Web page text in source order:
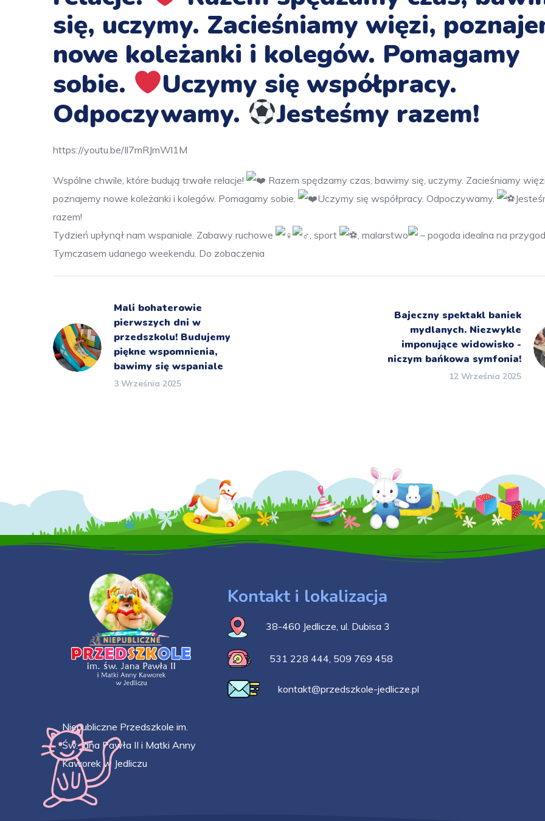
się, uczymy. Zacieśniamy więzi,
nowe koleżanki i kolegów. Pomagamy
sobie.
Uczymy się współpracy.
Odpoczywamy.
Jesteśmy razem!
https://youtu.be/Il7mRJmWl1M
Wspólne chwile, które budują trwałe relacje!
Razem spędzamy czas, bawimy się, uczymy. Zacieśniamy
poznajemy nowe koleżanki i kolegów. Pomagamy sobie.
Uczymy się współpracy. Odpoczywamy.
razem!
Tydzień upłynął nam wspaniale. Zabawy ruchowe , sport , malarstwo
– pogoda idealna na
Tymczasem udanego weekendu. Do zobaczenia
Mali bohaterowie
pierwszych dni w
przedszkolu! Budujemy
piękne wspomnienia,
bawimy się wspaniale
3 Września 2025
Bajeczny spektakl baniek
mydlanych. Niezwykle
imponujące widowisko -
niczym bańkowa symfonia!
12 Września 2025
Niepubliczne Przedszkole im.
Św. Jana Pawła II i Matki Anny
Kaworek w Jedliczu
Kontakt i lokalizacja
38-460 Jedlicze, ul. Dubisa 3
531 228 444, 509 769 458
kontakt@przedszkole-jedlicze.pl